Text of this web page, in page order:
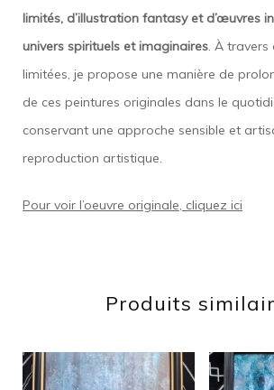
limités, d’illustration fantasy et d’œuvres
univers spirituels et imaginaires. À travers
limitées, je propose une manière de
de ces peintures originales dans le
conservant une approche sensible et
reproduction artistique.
Pour voir l’oeuvre originale, cliquez ici
Produits